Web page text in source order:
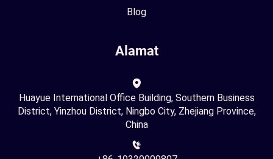
Blog
Alamat
Huayue International Office Building, Southern Business
District, Yinzhou District, Ningbo City, Zhejiang Province,
China